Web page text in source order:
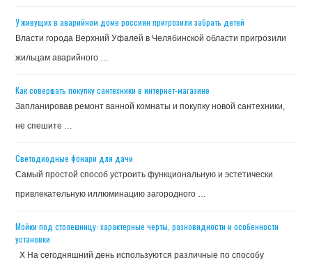
У живущих в аварийном доме россиян пригрозили забрать детей
Власти города Верхний Уфалей в Челябинской области пригрозили
жильцам аварийного …
Как совершать покупку сантехники в интернет-магазине
Запланировав ремонт ванной комнаты и покупку новой сантехники,
не спешите …
Светодиодные фонари для дачи
Самый простой способ устроить функциональную и эстетически
привлекательную иллюминацию загородного …
Мойки под столешницу: характерные черты, разновидности и особенности
установки
X На сегодняшний день используются различные по способу